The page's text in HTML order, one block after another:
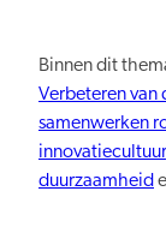
Binnen dit
Verbeteren
samenwerken
innovatiecultuur
duurzaamheid